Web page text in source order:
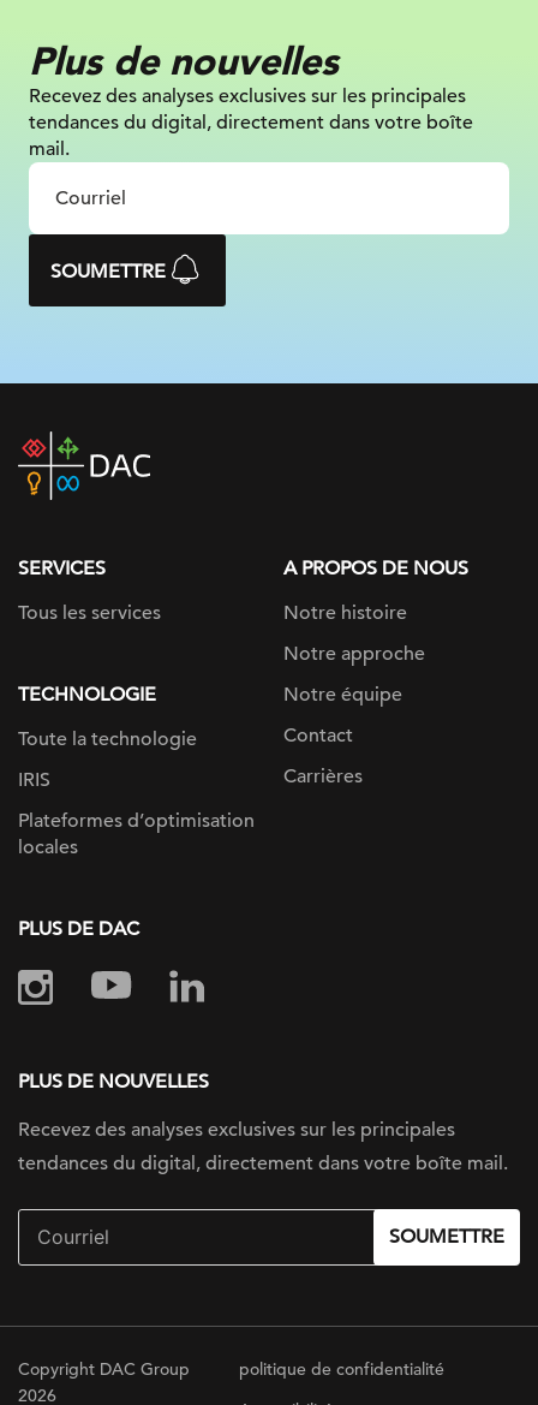
Plus de nouvelles
Recevez des analyses exclusives sur les principales
tendances du digital, directement dans votre boîte
mail.
SOUMETTRE
home
SERVICES
Tous les services
TECHNOLOGIE
Toute la technologie
IRIS
Plateformes d’optimisation
locales
A PROPOS DE NOUS
Notre histoire
Notre approche
Notre équipe
Contact
Carrières
PLUS DE DAC
PLUS DE NOUVELLES
Recevez des analyses exclusives sur les principales
tendances du digital, directement dans votre boîte mail.
SOUMETTRE
Copyright DAC Group
2026
politique de confidentialitéAbonnez-vous à